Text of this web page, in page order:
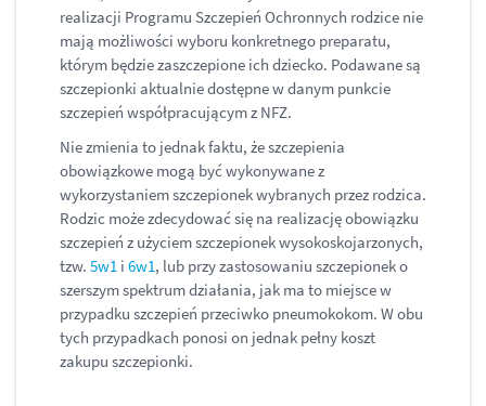
realizacji Programu Szczepień Ochronnych rodzice nie
mają możliwości wyboru konkretnego preparatu,
którym będzie zaszczepione ich dziecko. Podawane są
szczepionki aktualnie dostępne w danym punkcie
szczepień współpracującym z NFZ.
Nie zmienia to jednak faktu, że szczepienia
obowiązkowe mogą być wykonywane z
wykorzystaniem szczepionek wybranych przez rodzica.
Rodzic może zdecydować się na realizację obowiązku
szczepień z użyciem szczepionek wysokoskojarzonych,
tzw. 5w1 i 6w1, lub przy zastosowaniu szczepionek o
szerszym spektrum działania, jak ma to miejsce w
przypadku szczepień przeciwko pneumokokom. W obu
tych przypadkach ponosi on jednak pełny koszt
zakupu szczepionki.